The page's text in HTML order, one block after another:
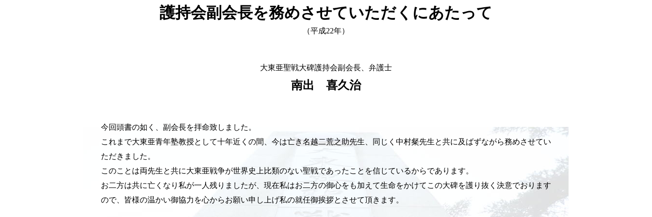
護持会副会長を務めさせていただくにあたって
（平成22年）
大東亜聖戦大碑護持会副会長、弁護士
南出 喜久治
今回頭書の如く、副会長を拝命致しました。
これまで大東亜青年塾教授として十年近くの間、今は亡き名越二荒之助先生、同じく中村粲先生と共に及ばずながら務めさせてい
ただきました。
このことは両先生と共に大東亜戦争が世界史上比類のない聖戦であったことを信じているからであります。
お二方は共に亡くなり私が一人残りましたが、現在私はお二方の御心をも加えて生命をかけてこの大碑を護り抜く決意でおります
ので、皆様の温かい御協力を心からお願い申し上げ私の就任御挨拶とさせて頂きます。